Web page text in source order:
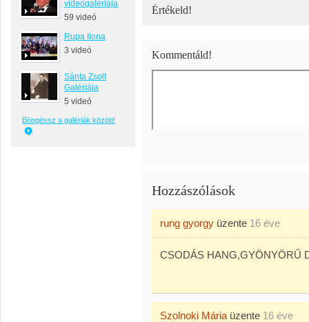
videógalériája
59 videó
Rupa Ilona
3 videó
Sánta Zsolt
Galériája
5 videó
Böngéssz a galériák között!
Értékeld!
Kommentáld!
Hozzászólások
rung gyorgy üzente 16 éve
CSODÁS HANG,GYÖNYÖRŰ
Szolnoki Mária üzente 16 éve